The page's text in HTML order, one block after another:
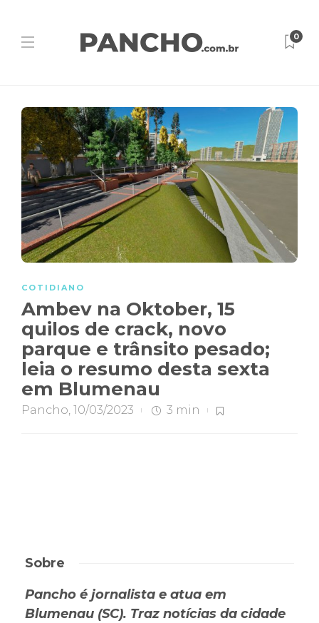
0
COTIDIANO
Ambev na Oktober, 15
quilos de crack, novo
parque e trânsito pesado;
leia o resumo desta sexta
em Blumenau
Pancho, 10/03/2023 3 min
Sobre
Pancho é jornalista e atua em
Blumenau (SC). Traz notícias da cidade